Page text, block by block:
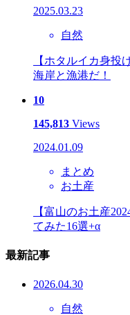
2025.03.23
自然
【ホタルイカ身投
海岸と漁港だ！
10
145,813 Views
2024.01.09
まとめ
お土産
【富山のお土産
てみた16選+α
最新記事
2026.04.30
自然